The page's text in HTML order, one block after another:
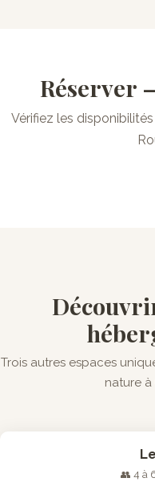
Réserver
Vérifiez les
Trois autres espaces
nature à
👥 4 à